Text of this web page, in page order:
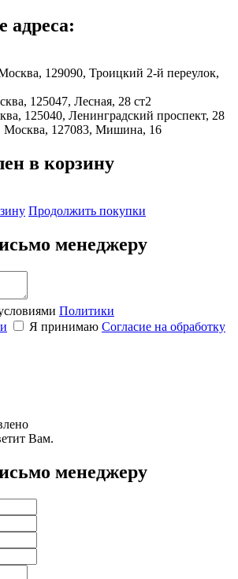
адреса:
129090, Троицкий 2-й переулок,
125047, Лесная, 28 ст2
125040, Ленинградский проспект, 28
Москва, 127083, Мишина, 16
в корзину
Продолжить покупки
менеджеру
Политики
Я принимаю Согласие на обработку
Вам.
менеджеру